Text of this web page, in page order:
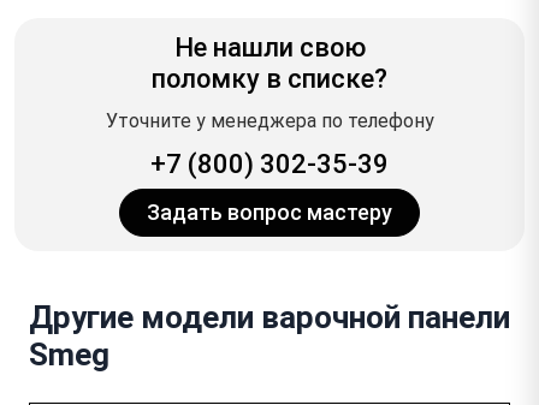
Не нашли свою
поломку в списке?
Уточните у менеджера по телефону
+7 (800) 302-35-39
Задать вопрос мастеру
Другие модели варочной панели
Smeg